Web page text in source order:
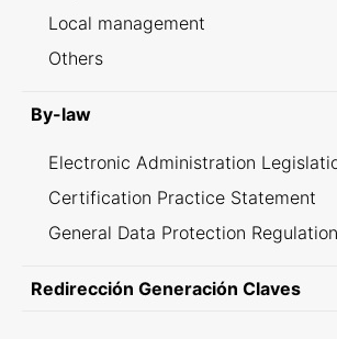
Local management
Others
By-law
Electronic Administration
Certification Practice Statement
General Data Protection Regulation
Redirección Generación Claves